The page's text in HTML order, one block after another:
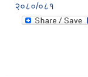
२०८०/०८१